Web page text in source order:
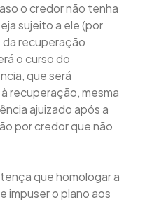
o credor não tenha
sujeito a ele (por
da recuperação
o curso do
que será
recuperação, mesma
ajuizado após a
por credor que não
que homologar a
impuser o plano aos